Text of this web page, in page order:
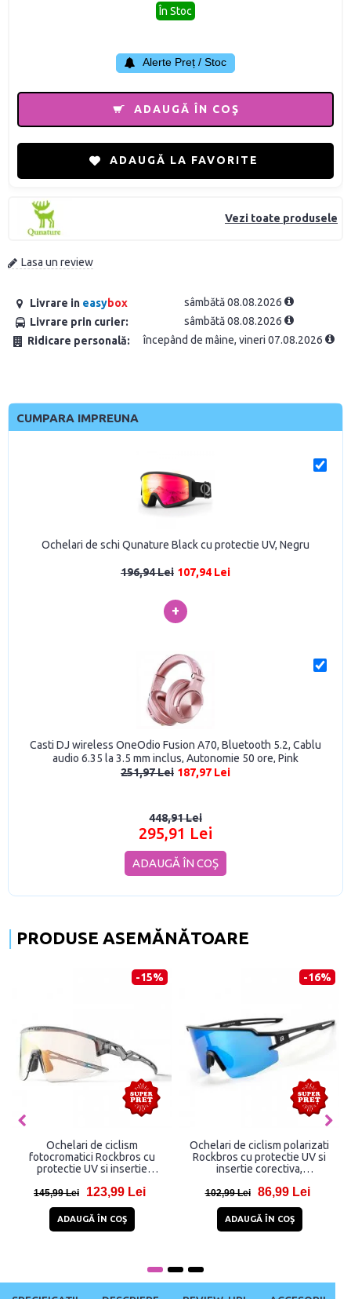
Vezi toate produsele
Lasa un review
Livrare in easybox
sâmbătă 08.08.2026
Livrare prin curier:
sâmbătă 08.08.2026
Ridicare personală:
începând de mâine, vineri 07.08.2026
În Stoc
Alerte Preț / Stoc
ADAUGĂ ÎN COŞ
ADAUGĂ LA FAVORITE
CUMPARA IMPREUNA
Ochelari de schi Qunature Black cu protectie UV, Negru
196,94 Lei 107,94 Lei
+
Casti DJ wireless OneOdio Fusion A70, Bluetooth 5.2, Cablu
audio 6.35 la 3.5 mm inclus, Autonomie 50 ore, Pink
251,97 Lei 187,97 Lei
448,91 Lei
295,91 Lei
ADAUGĂ ÎN COŞ
PRODUSE ASEMĂNĂTOARE
-17%
Ochelari de ciclism polarizati
Rockbros 10002 cu protectie
UV, Alb
82,99 Lei 68,99 Lei
ADAUGĂ ÎN COŞ
-43%
Ochelari de schi pentru copii
Qunature Panda cu protectie
UV, Graphics
131,96 Lei 74,96 Lei
ADAUGĂ ÎN COŞ